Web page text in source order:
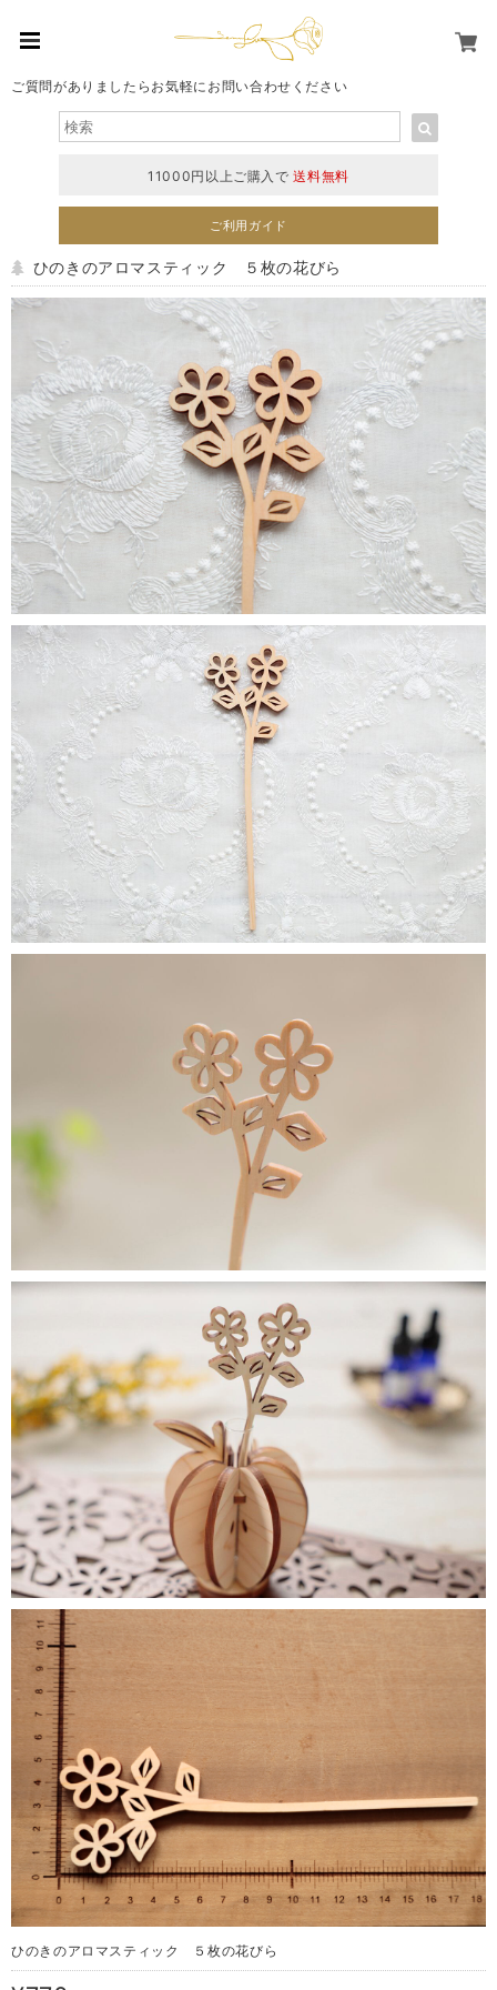
ご質問がありましたらお気軽にお問い合わせください
11000円以上ご購入で送料無料
ご利用ガイド
ひのきのアロマスティック ５枚の花びら
ひのきのアロマスティック ５枚の花びら